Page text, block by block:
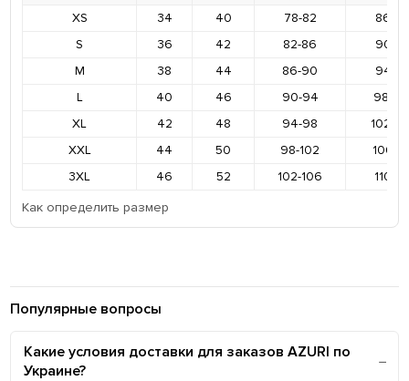
XS
34 40 78-82
86-
S
36 42 82-86
90-
M
38 44 86-90
94-
L
40 46 90-94
98-
XL
42 48 94-98
102-
XXL
44 50 98-102
106-
3XL
46 52 102-106
110-
Как определить размер
Популярные вопросы
Какие условия доставки для заказов AZURI по
Украине?